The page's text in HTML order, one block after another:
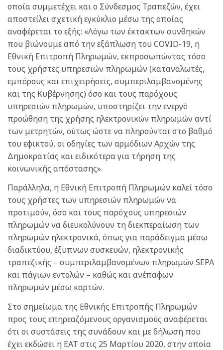
οποία συμμετέχει και ο Σύνδεσμος Τραπεζών, έχει
αποστείλει σχετική εγκύκλιο μέσω της οποίας
αναφέρεται το εξής: «Λόγω των έκτακτων συνθηκών
που βιώνουμε από την εξάπλωση του COVID-19, η
Εθνική Επιτροπή Πληρωμών, εκπροσωπώντας τόσο
τους χρήστες υπηρεσιών πληρωμών (καταναλωτές,
εμπόρους και επιχειρήσεις, συμπεριλαμβανομένης
και της Κυβέρνησης) όσο και τους παρόχους
υπηρεσιών πληρωμών, υποστηρίζει την ενεργό
προώθηση της χρήσης ηλεκτρονικών πληρωμών αντί
των μετρητών, ούτως ώστε να πληρούνται στο βαθμό
του εφικτού, οι οδηγίες των αρμόδιων Αρχών της
Δημοκρατίας και ειδικότερα για τήρηση της
κοινωνικής απόστασης».
Παράλληλα, η Εθνική Επιτροπή Πληρωμών καλεί τόσο
τους χρήστες των υπηρεσιών πληρωμών να
προτιμούν, όσο και τους παρόχους υπηρεσιών
πληρωμών να διευκολύνουν τη διεκπεραίωση των
πληρωμών ηλεκτρονικά, όπως για παράδειγμα μέσω
διαδικτύου, έξυπνων συσκευών, ηλεκτρονικής
τραπεζικής – συμπεριλαμβανομένων πληρωμών SEPA
και πάγιων εντολών – καθώς και ανέπαφων
πληρωμών μέσω καρτών.
Στο σημείωμα της Εθνικής Επιτροπής Πληρωμών
προς τους επηρεαζόμενους οργανισμούς αναφέρεται
ότι οι συστάσεις της συνάδουν και με δήλωση που
έχει εκδώσει η ΕΑΤ στις 25 Μαρτίου 2020, στην οποία